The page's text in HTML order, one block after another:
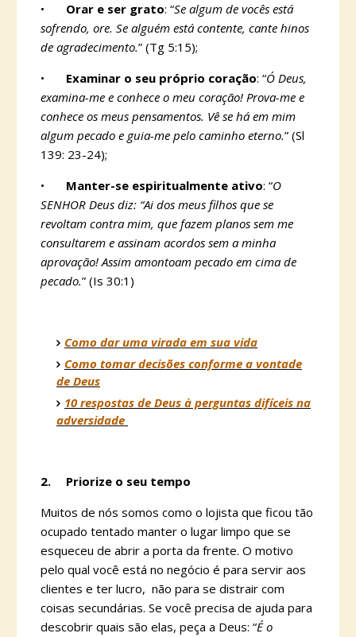
•
Orar e ser grato: “Se algum de vocês está
sofrendo, ore. Se alguém está contente, cante hinos
de agradecimento.” (Tg 5:15);
•
Examinar o seu próprio coração: “Ó Deus,
examina-me e conhece o meu coração! Prova-me e
conhece os meus pensamentos. Vê se há em mim
algum pecado e guia-me pelo caminho eterno.” (Sl
139: 23-24);
•
Manter-se espiritualmente ativo: “O
SENHOR Deus diz: “Ai dos meus filhos que se
revoltam contra mim, que fazem planos sem me
consultarem e assinam acordos sem a minha
aprovação! Assim amontoam pecado em cima de
pecado.” (Is 30:1)
Como dar uma virada em sua vida
Como tomar decisões conforme a vontade
de Deus
10 respostas de Deus à perguntas difíceis na
adversidade
2.
Priorize o seu tempo
Muitos de nós somos como o lojista que ficou tão
ocupado tentado manter o lugar limpo que se
esqueceu de abrir a porta da frente. O motivo
pelo qual você está no negócio é para servir aos
clientes e ter lucro, não para se distrair com
coisas secundárias. Se você precisa de ajuda para
descobrir quais são elas, peça a Deus: “É o